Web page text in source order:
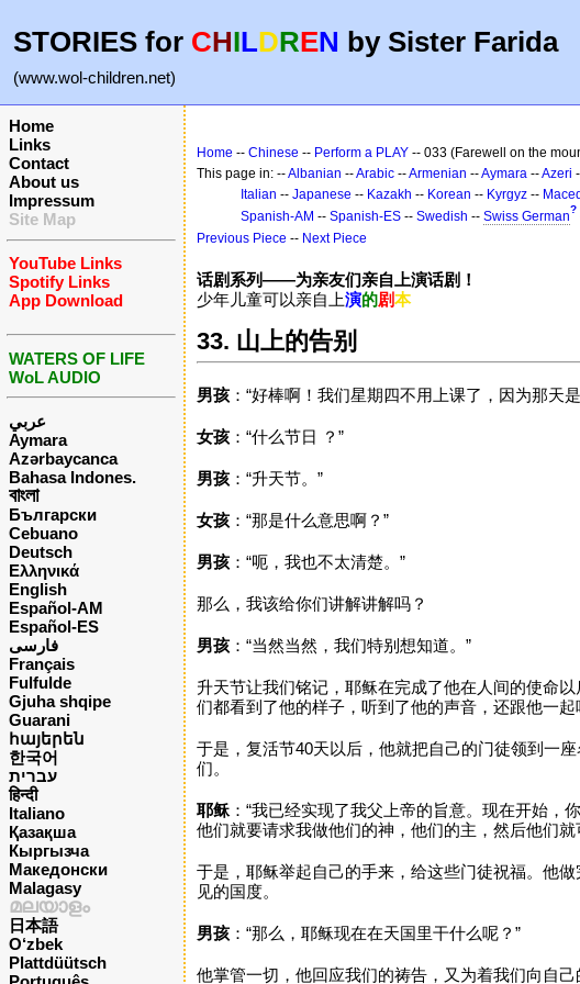
STORIES for CHILDREN by Sister Farida
(www.wol-children.net)
Home
Links
Contact
About us
Impressum
Site Map
YouTube Links
Spotify Links
App Download
WATERS OF LIFE
WoL AUDIO
عربي
Aymara
Azərbaycanca
Bahasa Indones.
বাংলা
Български
Cebuano
Deutsch
Ελληνικά
English
Español-AM
Español-ES
فارسی
Français
Fulfulde
Gjuha shqipe
Guarani
հայերեն
한국어
עברית
हिन्दी
Italiano
Қазақша
Кыргызча
Македонски
Malagasy
മലയാളം
日本語
O‘zbek
Plattdüütsch
Home -- Chinese -- Perform a PLAY -- 033 (Farewell on the
This page in: --Albanian --Arabic --Armenian --Aymara --Azeri
Italian -- Japanese -- Kazakh -- Korean -- Kyrgyz --
Spanish-AM -- Spanish-ES -- Swedish -- Swiss German?
Previous Piece -- Next Piece
话剧系列——为亲友们亲自上演话剧！
少年儿童可以亲自上演的剧本
33. 山上的告别
男孩 ：“好棒啊！我们星期四不用上课了，因为那天
女孩 ：“什么节日 ？”
男孩 ：“升天节。”
女孩 ：“那是什么意思啊？”
男孩 ：“呃，我也不太清楚。”
那么，我该给你们讲解讲解吗？
男孩 ：“当然当然，我们特别想知道。”
升天节让我们铭记，耶稣在完成了他在人间的使命
们都看到了他的样子，听到了他的声音，还跟他一
于是，复活节40天以后，他就把自己的门徒领到一
们。
耶稣 ：“我已经实现了我父上帝的旨意。现在开始
他们就要请求我做他们的神，他们的主，然后他们
于是，耶稣举起自己的手来，给这些门徒祝福。他
见的国度。
男孩 ：“那么，耶稣现在在天国里干什么呢？”
他掌管一切，他回应我们的祷告，又为着我们向自